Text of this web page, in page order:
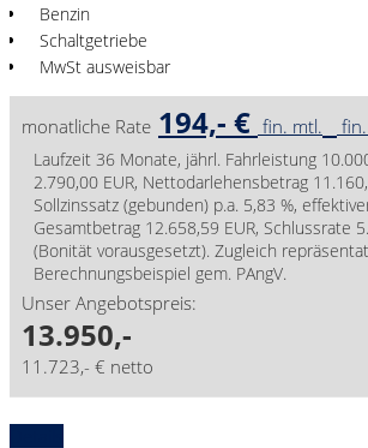
Benzin
Schaltgetriebe
MwSt ausweisbar
monatliche Rate 194,- € fin. mtl.
Laufzeit 36 Monate, jährl. Fahrleistung
2.790,00 EUR, Nettodarlehensbetrag
Sollzinssatz (gebunden) p.a. 5,83 %,
Gesamtbetrag 12.658,59 EUR, Schlussrate
(Bonität vorausgesetzt). Zugleich
Berechnungsbeispiel gem. PAngV.
Unser Angebotspreis:
13.950,-
11.723,- € netto